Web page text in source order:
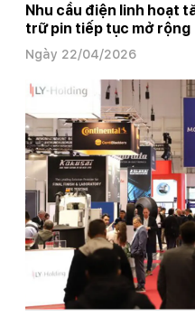
Nhu cầu điện linh hoạt
trữ pin tiếp tục mở rộng
Ngày 22/04/2026